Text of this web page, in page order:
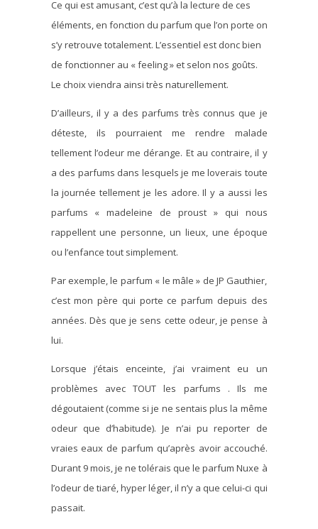
Ce qui est amusant, c’est qu’à la lecture de ces
éléments, en fonction du parfum que l’on porte on
s’y retrouve totalement. L’essentiel est donc bien
de fonctionner au « feeling » et selon nos goûts.
Le choix viendra ainsi très naturellement.
D’ailleurs, il y a des parfums très connus que je
déteste, ils pourraient me rendre malade
tellement l’odeur me dérange. Et au contraire, il y
a des parfums dans lesquels je me loverais toute
la journée tellement je les adore. Il y a aussi les
parfums « madeleine de proust » qui nous
rappellent une personne, un lieux, une époque
ou l’enfance tout simplement.
Par exemple, le parfum « le mâle » de JP Gauthier,
c’est mon père qui porte ce parfum depuis des
années. Dès que je sens cette odeur, je pense à
lui.
Lorsque j’étais enceinte, j’ai vraiment eu un
problèmes avec TOUT les parfums . Ils me
dégoutaient (comme si je ne sentais plus la même
odeur que d’habitude). Je n’ai pu reporter de
vraies eaux de parfum qu’après avoir accouché.
Durant 9 mois, je ne tolérais que le parfum Nuxe à
l’odeur de tiaré, hyper léger, il n’y a que celui-ci qui
passait.